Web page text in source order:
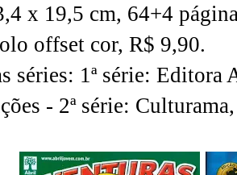
x 19,5 cm, 64+4
offset cor, R$ 9,90.
séries: 1ª série:
- 2ª série: